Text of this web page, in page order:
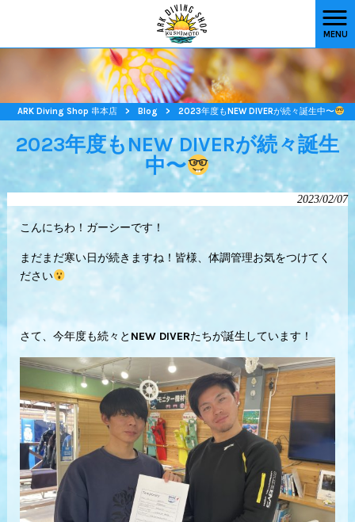
MENU
ARK Diving Shop 串本店 > Blog > 2023年度もNEW DIVERが続々誕生中〜
2023年度もNEW DIVERが続々誕生
中〜
2023/02/07
こんにちわ！ガーシーです！
まだまだ寒い日が続きますね！皆様、体調管理お気をつけてく
ださい
さて、今年度も続々とNEW DIVERたちが誕生しています！